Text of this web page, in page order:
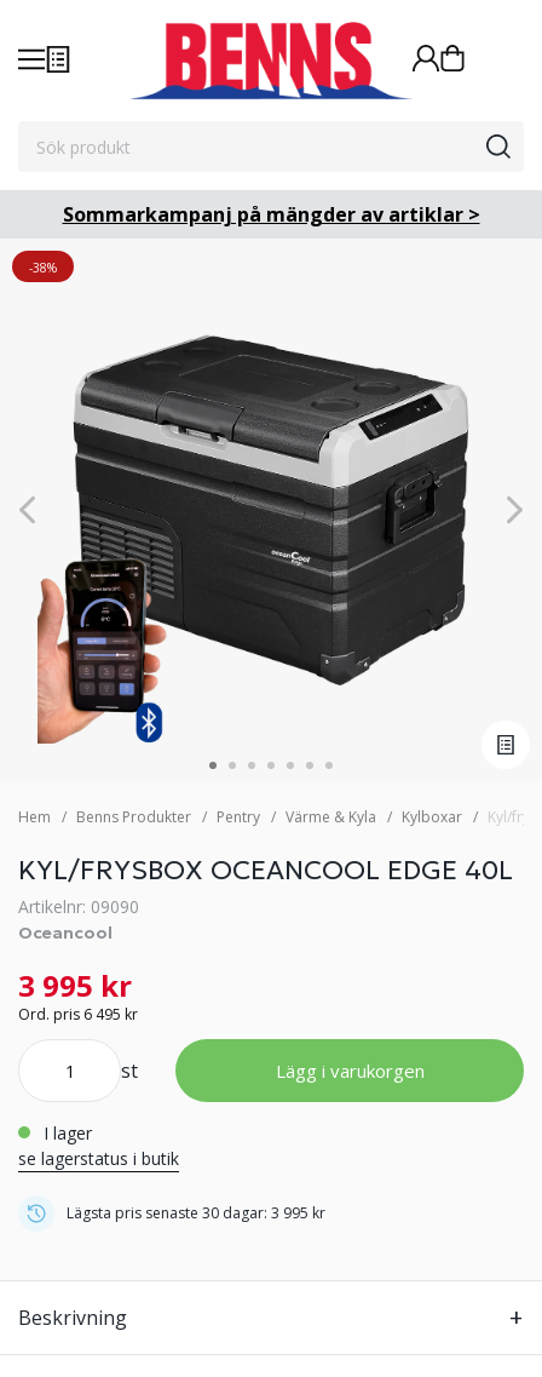
Sommarkampanj på mängder av artiklar >
-38%
Hem Benns Produkter Pentry Värme & Kyla Kylboxar Kyl/
KYL/FRYSBOX OCEANCOOL EDGE 40L
Artikelnr: 09090
Oceancool
3 995 kr
Ord. pris 6 495 kr
st Lägg i varukorgen
i lager
se lagerstatus i butik
Lägsta pris senaste 30 dagar: 3 995 kr
Beskrivning